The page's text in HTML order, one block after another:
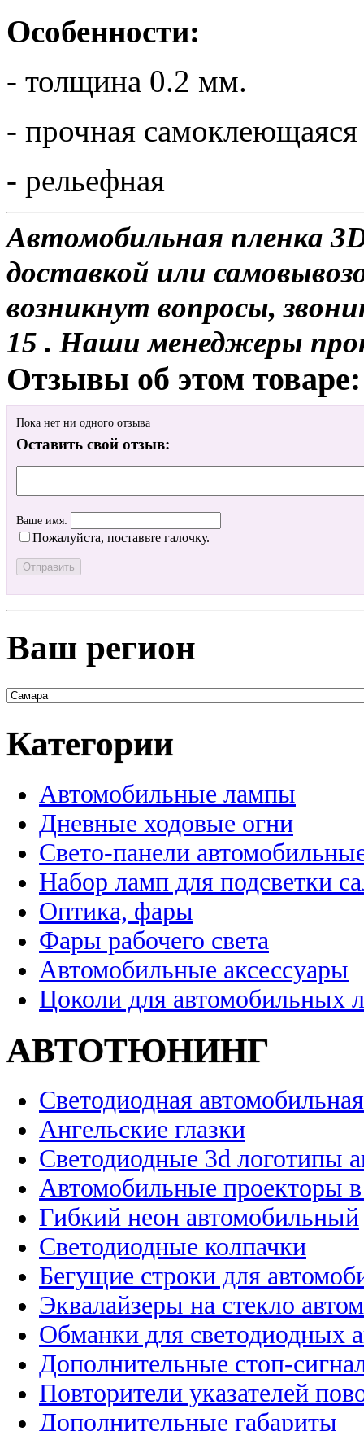
Особенности:
- толщина 0.2 мм.
- прочная самоклеющаяся
- рельефная
Автомобильная пленка
доставкой или
возникнут вопросы,
15 . Наши менеджеры
Отзывы об этом товаре:
Пока нет ни одного отзыва
Оставить свой отзыв:
Ваше имя:
Пожалуйста, поставьте галочку.
Ваш регион
Категории
Автомобильные лампы
Дневные ходовые огни
Свето-панели
Набор ламп для подсветки
Оптика, фары
Фары рабочего света
Автомобильные аксессуары
Цоколи для автомобильных
АВТОТЮНИНГ
Светодиодная
Ангельские глазки
Светодиодные 3d логотипы
Автомобильные проекторы
Гибкий неон автомобильный
Светодиодные колпачки
Бегущие строки для
Эквалайзеры на стекло
Обманки для светодиодных
Дополнительные стоп-
Повторители указателей
Дополнительные габариты